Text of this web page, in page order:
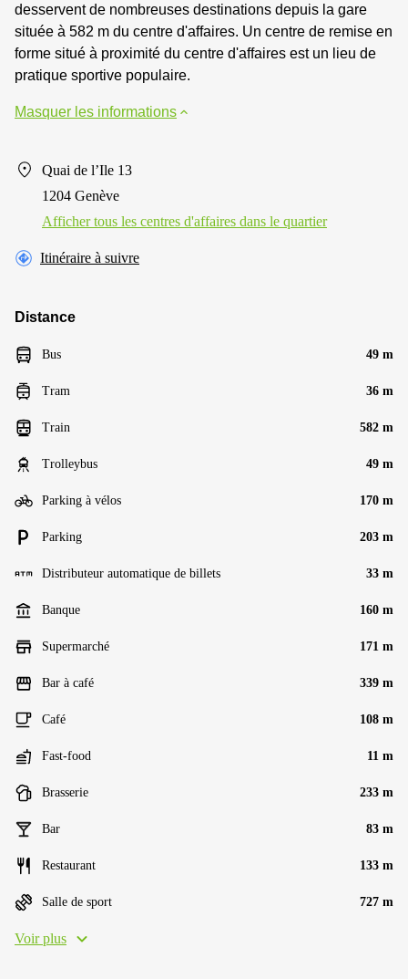
desservent de nombreuses destinations depuis la gare
située à 582 m du centre d'affaires. Un centre de remise en
forme situé à proximité du centre d'affaires est un lieu de
pratique sportive populaire.
Masquer les informations
Quai de l’Ile 13
1204 Genève
Afficher tous les centres d'affaires dans le quartier
Itinéraire à suivre
Distance
Bus 49 m
Tram 36 m
Train 582 m
Trolleybus 49 m
Parking à vélos 170 m
Parking 203 m
Distributeur automatique de billets 33 m
Banque 160 m
Supermarché 171 m
Bar à café 339 m
Café 108 m
Fast-food 11 m
Brasserie 233 m
Bar 83 m
Restaurant 133 m
Salle de sport 727 m
Voir plus